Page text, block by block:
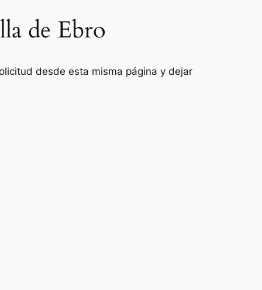
de Ebro
desde esta misma página y dejar